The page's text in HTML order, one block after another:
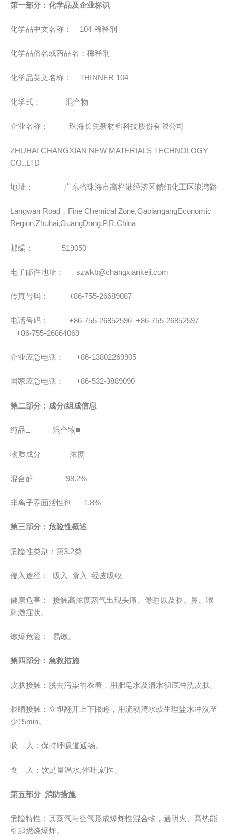
第一部分：化学品及企业标识
化学品中文名称： 104 稀释剂
化学品俗名或商品名：稀释剂
化学品英文名称： THINNER 104
化学式： 混合物
企业名称： 珠海长先新材料科技股份有限公司
ZHUHAI CHANGXIAN NEW MATERIALS TECHNOLOGY
CO.,LTD
地址： 广东省珠海市高栏港经济区精细化工区浪湾路
Langwan Road，Fine Chemical Zone,GaolangangEconomic
Region,Zhuhai,GuangDong,P.R,China
邮编： 519050
电子邮件地址： szwkb@changxiankeji.com
传真号码： +86-755-26689087
电话号码： +86-755-26852596 +86-755-26852597
+86-755-26864069
企业应急电话： +86-13802269905
国家应急电话： +86-532-3889090
第二部分：成分/组成信息
纯品□ 混合物■
物质成分 浓度
混合醇 98.2%
非离子界面活性剂 1.8%
第三部分：危险性概述
危险性类别：第3.2类
侵入途径： 吸入 食入 经皮吸收
健康危害： 接触高浓度蒸气出现头痛、倦睡以及眼、鼻、喉
刺激症状。
燃爆危险： 易燃。
第四部分：急救措施
皮肤接触：脱去污染的衣着，用肥皂水及清水彻底冲洗皮肤。
眼睛接触：立即翻开上下眼睑，用流动清水或生理盐水冲洗至
少15min。
吸 入：保持呼吸道通畅。
食 入：饮足量温水,催吐,就医。
第五部分 消防措施
危险特性：其蒸气与空气形成爆炸性混合物，遇明火、高热能
引起燃烧爆炸。